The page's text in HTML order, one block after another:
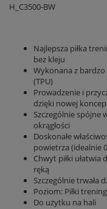
H_C3500-BW
Najlepsza piłka
bez kleju
Wykonana z
(TPU)
Prowadzenie i
dzięki nowej
Szczególnie spójne
okrągłości
Doskonałe
powietrza (idealnie
Chwyt piłki ułatwia
ręką
Szczególnie trwała
Poziom: Piłki
Do użytku na hali